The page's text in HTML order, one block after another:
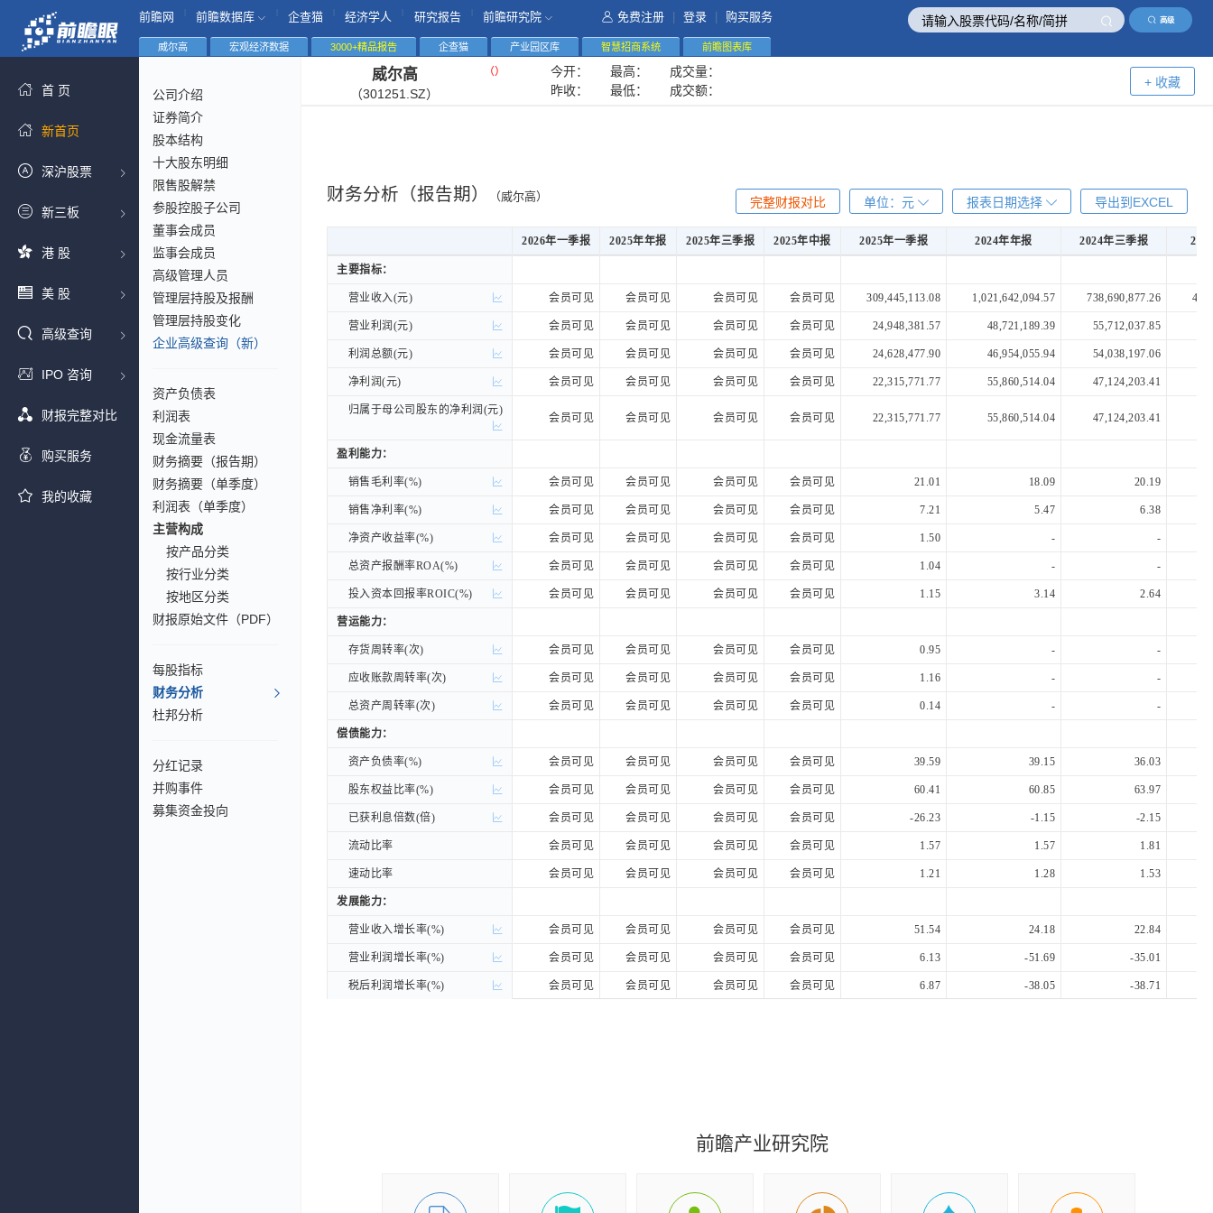
高级
前瞻网 前瞻数据库 企查猫 经济学人 研究报告 前瞻研究院 免费注册 登录 购买服务
首 页
新首页
深沪股票
新三板
港 股
美 股
高级查询
IPO 咨询
财报完整对比
购买服务
我的收藏
威尔高 宏观经济数据 3000+精品报告 企查猫 产业园区库 智慧招商系统 前瞻图表库
公司介绍
证券简介
股本结构
十大股东明细
限售股解禁
参股控股子公司
董事会成员
监事会成员
高级管理人员
管理层持股及报酬
管理层持股变化
企业高级查询（新）
资产负债表
利润表
现金流量表
财务摘要（报告期）
财务摘要（单季度）
利润表（单季度）
主营构成
按产品分类
按行业分类
按地区分类
财报原始文件（PDF）
每股指标
财务分析
杜邦分析
分红记录
并购事件
募集资金投向
威尔高
（301251.SZ）
（） 今开： 最高：
成交量：
昨收：
最低： 成交额：
+ 收藏
财务分析（报告期） （威尔高） 导出到EXCEL
报表日期选择
单位： 元
完整财报对比
2026年一季报 2025年年报 2025年三季报 2025年中报 2025年一季报 2024年年报 2024年三季报
主要指标：
营业收入(元) 会员可见 会员可见 会员可见 会员可见 309,445,113.08 1,021,642,094.57 738,690,877.26
营业利润(元) 会员可见 会员可见 会员可见 会员可见 24,948,381.57 48,721,189.39 55,712,037.85
利润总额(元) 会员可见 会员可见 会员可见 会员可见 24,628,477.90 46,954,055.94 54,038,197.06
净利润(元) 会员可见 会员可见 会员可见 会员可见 22,315,771.77 55,860,514.04 47,124,203.41
归属于母公司股东的净利润(元)
会员可见 会员可见 会员可见 会员可见 22,315,771.77 55,860,514.04 47,124,203.41
盈利能力：
销售毛利率(%) 会员可见 会员可见 会员可见 会员可见 21.01 18.09 20.19
销售净利率(%) 会员可见 会员可见 会员可见 会员可见 7.21 5.47 6.38
净资产收益率(%) 会员可见 会员可见 会员可见 会员可见 1.50 - -
总资产报酬率ROA(%) 会员可见 会员可见 会员可见 会员可见 1.04 - -
投入资本回报率ROIC(%) 会员可见 会员可见 会员可见 会员可见 1.15 3.14 2.64
营运能力：
存货周转率(次) 会员可见 会员可见 会员可见 会员可见 0.95 - -
应收账款周转率(次) 会员可见 会员可见 会员可见 会员可见 1.16 - -
总资产周转率(次) 会员可见 会员可见 会员可见 会员可见 0.14 - -
偿债能力：
资产负债率(%) 会员可见 会员可见 会员可见 会员可见 39.59 39.15 36.03
股东权益比率(%) 会员可见 会员可见 会员可见 会员可见 60.41 60.85 63.97
已获利息倍数(倍) 会员可见 会员可见 会员可见 会员可见 -26.23 -1.15 -2.15
流动比率 会员可见 会员可见 会员可见 会员可见 1.57 1.57 1.81
速动比率 会员可见 会员可见 会员可见 会员可见 1.21 1.28 1.53
发展能力：
营业收入增长率(%) 会员可见 会员可见 会员可见 会员可见 51.54 24.18 22.84
营业利润增长率(%) 会员可见 会员可见 会员可见 会员可见 6.13 -51.69 -35.01
税后利润增长率(%) 会员可见 会员可见 会员可见 会员可见 6.87 -38.05 -38.71
主要指标：
营业收入(元)
营业利润(元)
利润总额(元)
净利润(元)
归属于母公司股东的净利润(元)
盈利能力：
销售毛利率(%)
销售净利率(%)
净资产收益率(%)
总资产报酬率ROA(%)
投入资本回报率ROIC(%)
营运能力：
存货周转率(次)
应收账款周转率(次)
总资产周转率(次)
偿债能力：
资产负债率(%)
股东权益比率(%)
已获利息倍数(倍)
流动比率
速动比率
发展能力：
营业收入增长率(%)
营业利润增长率(%)
税后利润增长率(%)
前瞻产业研究院